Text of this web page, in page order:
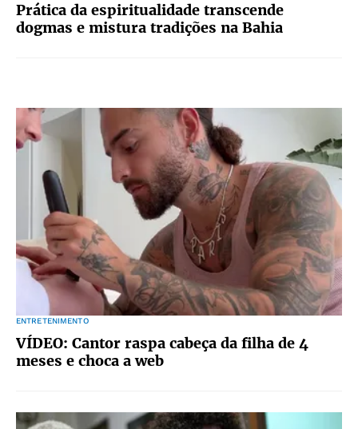
Prática da espiritualidade transcende
dogmas e mistura tradições na Bahia
ENTRETENIMENTO
VÍDEO: Cantor raspa cabeça da filha de 4
meses e choca a web